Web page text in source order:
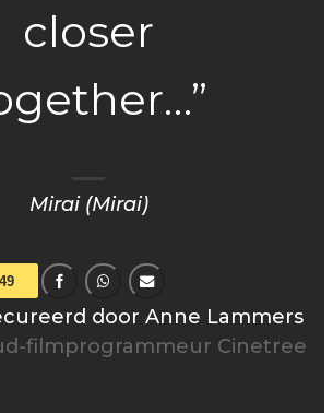
closer
Mirai (Mirai)
door Anne Lammers
filmprogrammeur Cinetree